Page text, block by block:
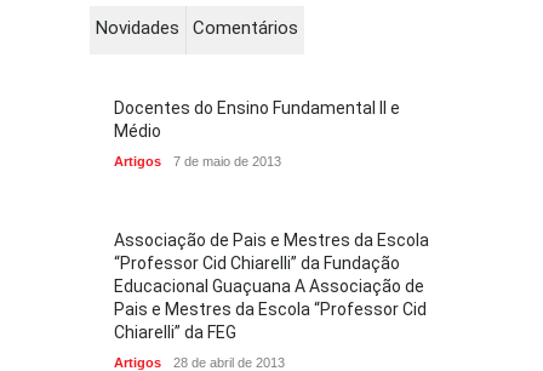
Novidades Comentários
Docentes do Ensino Fundamental II e
Médio
Artigos 7 de maio de 2013
Associação de Pais e Mestres da Escola
“Professor Cid Chiarelli” da Fundação
Educacional Guaçuana A Associação de
Pais e Mestres da Escola “Professor Cid
Chiarelli” da FEG
Artigos 28 de abril de 2013